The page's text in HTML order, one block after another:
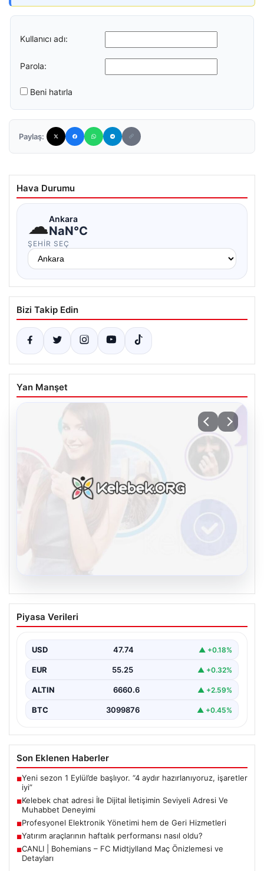
Kullanıcı adı:
Parola:
Beni hatırla
Paylaş:
Hava Durumu
☁Ankara
NaN°C
ŞEHIR SEÇ
Bizi Takip Edin
Yan Manşet
08.08.2026
Kelebek chat adresi İle Dijital İletişimin
Seviyeli Adresi Ve Muhabbet Deneyimi
kurması ciddi bir hassasiyet barındırmaktadır. Halen
çeşitli…
Piyasa Verileri
USD 47.74 ▲ +0.18%
EUR 55.25 ▲ +0.32%
ALTIN 6660.6 ▲ +2.59%
BTC 3099876 ▲ +0.45%
Son Eklenen Haberler
■Yeni sezon 1 Eylül’de başlıyor. “4 aydır hazırlanıyoruz, işaretler
iyi”
■Kelebek chat adresi İle Dijital İletişimin Seviyeli Adresi Ve
Muhabbet Deneyimi
■Profesyonel Elektronik Yönetimi hem de Geri Hizmetleri
■Yatırım araçlarının haftalık performansı nasıl oldu?
■CANLI | Bohemians – FC Midtjylland Maç Önizlemesi ve
Detayları